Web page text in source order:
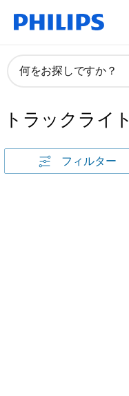
何をお探しですか？
トラックライト
フィルター